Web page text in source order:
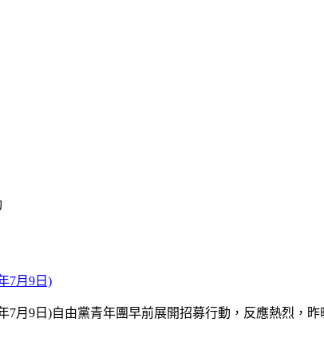
7月9日)
7月9日)自由黨青年團早前展開招募行動，反應熱烈，